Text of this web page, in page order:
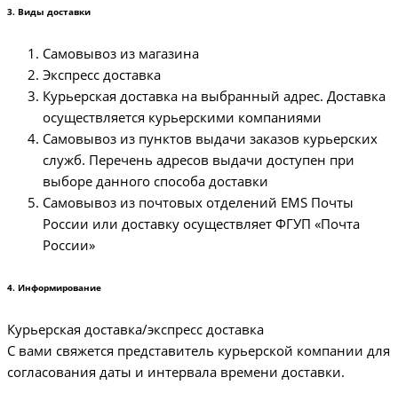
3. Виды доставки
Самовывоз из магазина
Экспресс доставка
Курьерская доставка на выбранный адрес. Доставка
осуществляется курьерскими компаниями
Самовывоз из пунктов выдачи заказов курьерских
служб. Перечень адресов выдачи доступен при
выборе данного способа доставки
Самовывоз из почтовых отделений EMS Почты
России или доставку осуществляет ФГУП «Почта
России»
4. Информирование
Курьерская доставка/экспресс доставка
С вами свяжется представитель курьерской компании для
согласования даты и интервала времени доставки.